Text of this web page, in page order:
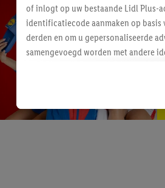
of inlogt op uw bestaande Lidl Plus-
identificatiecode aanmaken op basis
derden en om u gepersonaliseerde
samengevoegd worden met andere
Als u hiermee akkoord gaat,
u interesse hebt getoond
niet te kopen), ook op verschillende